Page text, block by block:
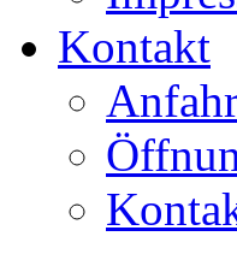
Kontakt